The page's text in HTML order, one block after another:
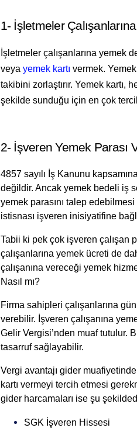
1- İşletmeler
İşletmeler çalışanlarına yemek
veya yemek kartı vermek.
takibini zorlaştırır. Yemek kartı,
şekilde sunduğu için en çok
2- İşveren Yemek Parası
4857 sayılı İş Kanunu
değildir. Ancak yemek bedeli iş
yemek parasını talep
istisnası işveren inisiyatifine
Tabii ki pek çok işveren çalışan
çalışanlarına yemek ücreti de
çalışanına vereceği yemek
Nasıl mı?
Firma sahipleri çalışanlarına
verebilir. İşveren çalışanına
Gelir Vergisi’nden muaf tutulur.
tasarruf sağlayabilir.
Vergi avantajı gider
kartı vermeyi tercih etmesi
gider harcamaları ise şu
SGK İşveren Hissesi